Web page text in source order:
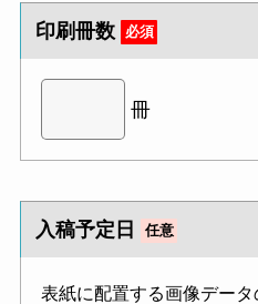
印刷冊数 必須
冊
入稿予定日 任意
表紙に配置する画像デー